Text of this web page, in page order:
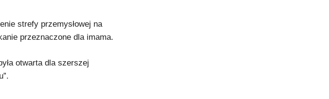
strefy przemysłowej na
przeznaczone dla imama.
otwarta dla szerszej